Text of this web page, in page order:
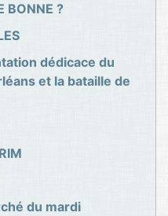
BONNE ?
dédicace du
et la bataille de
du mardi